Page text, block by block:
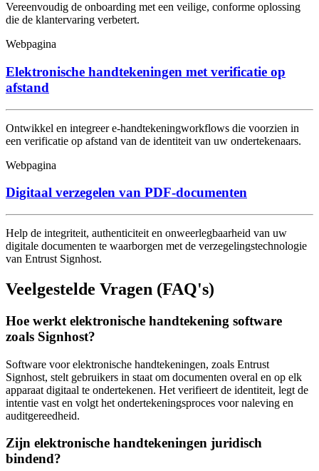
Vereenvoudig de onboarding met een veilige, conforme oplossing
die de klantervaring verbetert.
Webpagina
Elektronische handtekeningen met verificatie op
afstand
Ontwikkel en integreer e-handtekeningworkflows die voorzien in
een verificatie op afstand van de identiteit van uw ondertekenaars.
Webpagina
Digitaal verzegelen van PDF-documenten
Help de integriteit, authenticiteit en onweerlegbaarheid van uw
digitale documenten te waarborgen met de verzegelingstechnologie
van Entrust Signhost.
Veelgestelde Vragen (FAQ's)
Hoe werkt elektronische handtekening software
zoals Signhost?
Software voor elektronische handtekeningen, zoals Entrust
Signhost, stelt gebruikers in staat om documenten overal en op elk
apparaat digitaal te ondertekenen. Het verifieert de identiteit, legt de
intentie vast en volgt het ondertekeningsproces voor naleving en
auditgereedheid.
Zijn elektronische handtekeningen juridisch
bindend?